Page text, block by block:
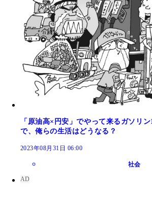
「原油高×円安」でやって来るガソリ
で、俺らの生活はどうなる？
2023年08月31日 06:00
社会